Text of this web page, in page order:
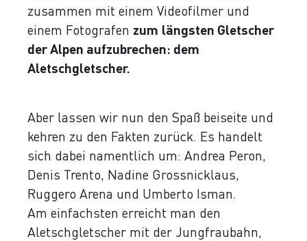
zusammen mit einem Videofilmer und
einem Fotografen zum längsten Gletscher
der Alpen aufzubrechen: dem
Aletschgletscher.
Aber lassen wir nun den Spaß beiseite und
kehren zu den Fakten zurück. Es handelt
sich dabei namentlich um: Andrea Peron,
Denis Trento, Nadine Grossnicklaus,
Ruggero Arena und Umberto Isman.
Am einfachsten erreicht man den
Aletschgletscher mit der Jungfraubahn,